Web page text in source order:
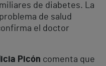
de diabetes. La
de salud
el doctor
Picón comenta que